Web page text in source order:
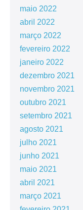
maio 2022
abril 2022
março 2022
fevereiro 2022
janeiro 2022
dezembro 2021
novembro 2021
outubro 2021
setembro 2021
agosto 2021
julho 2021
junho 2021
maio 2021
abril 2021
março 2021